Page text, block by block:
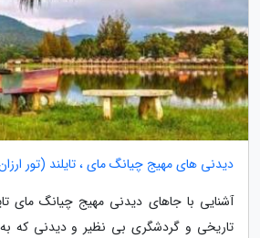
دیدنی های مهیج چیانگ مای ، تایلند (تور
آشنایی با جاهای دیدنی مهیج چیانگ مای
تاریخی و گردشگری بی نظیر و دیدنی که به